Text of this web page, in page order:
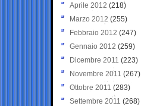
Aprile 2012 (218)
Marzo 2012 (255)
Febbraio 2012 (247)
Gennaio 2012 (259)
Dicembre 2011 (223)
Novembre 2011 (267)
Ottobre 2011 (283)
Settembre 2011 (268)